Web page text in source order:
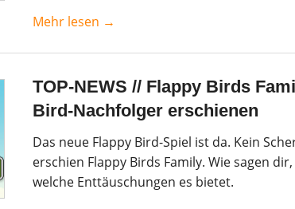
Mehr lesen →
TOP-NEWS // Flappy Birds
Bird-Nachfolger erschienen
Das neue Flappy Bird-Spiel ist da. Kein
erschien Flappy Birds Family. Wie sagen
welche Enttäuschungen es bietet.